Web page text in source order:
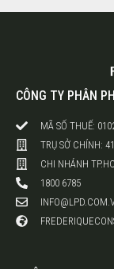
CÔNG TY PHÂN
MÃ SỐ THUẾ:
TRỤ SỞ CHÍNH:
CHI NHÁNH
1800 6785